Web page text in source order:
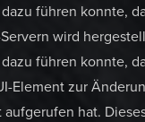
führen konnte,
wird
führen konnte,
Element zur
hat.